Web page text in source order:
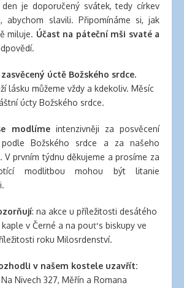
je doporučený svátek, tedy církev
abychom slavili. Připomínáme si, jak
miluje. Účast na páteční mši svaté a
úctě Božského srdce.
lásku můžeme vždy a kdekoliv. Měsíc
úcty Božského srdce.
modlímeintenzivněji za posvěcení
Božského srdce a za našeho
V prvním týdnu děkujeme a prosíme za
modlitbou mohou být litanie
: na akce u příležitosti desátého
v Černé a na pouť s biskupy ve
roku Milosrdenství.
v našem kostele uzavřít:
Nivech 327, Měřín a Romana